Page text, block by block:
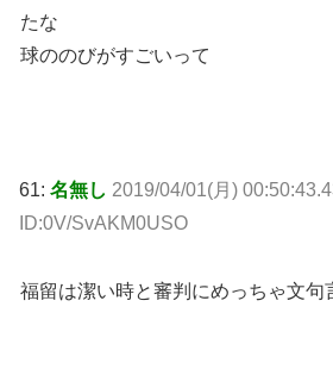
たな
球ののびがすごいって
61: 名無し 2019/04/01(月)
ID:0V/SvAKM0USO
福留は潔い時と審判にめっちゃ文句